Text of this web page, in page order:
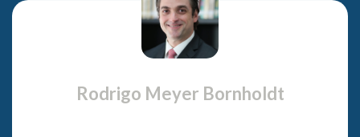
Rodrigo Meyer Bornholdt